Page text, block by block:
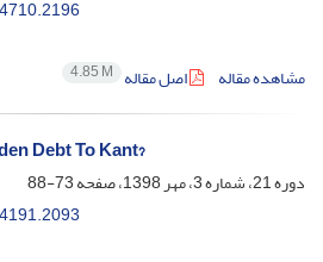
مشاهده مقاله
اصل مقاله 4.85 M
Debt To Kant?
دوره 21، شماره 3، مهر 1398، صفحه
73-88